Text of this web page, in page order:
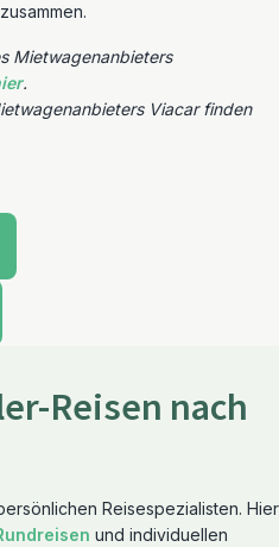
Mietwagenanbieters
.
Viacar finden
Reisen nach
Reisespezialisten. Hier
und individuellen